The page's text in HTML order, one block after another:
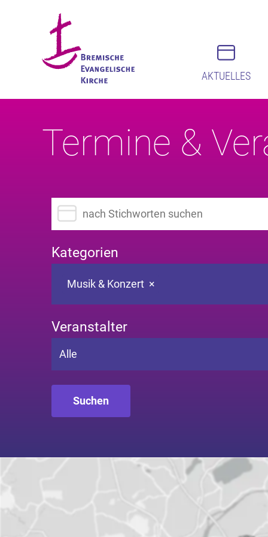
AKTUELLES
Termine &
Suchbegriff eingeben
Kategorien
×
Musik & Konzert
Veranstalter
Alle